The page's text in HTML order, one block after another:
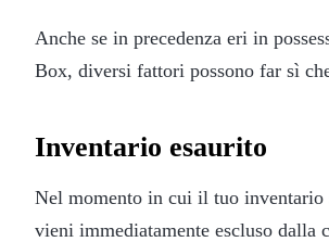
Anche se in precedenza eri in
Box, diversi fattori possono far sì
Inventario esaurito
Nel momento in cui il tuo inventario
vieni immediatamente escluso dalla